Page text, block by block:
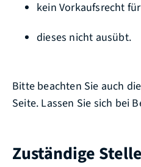
kein Vorkaufsrecht
dieses nicht ausübt.
Bitte beachten Sie auch
Seite. Lassen Sie sich bei
Zuständige Stelle